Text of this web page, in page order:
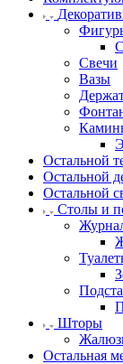
Свечи
Вазы
Остальной
Остальной
Остальной
Столы и
Шторы
Остальная